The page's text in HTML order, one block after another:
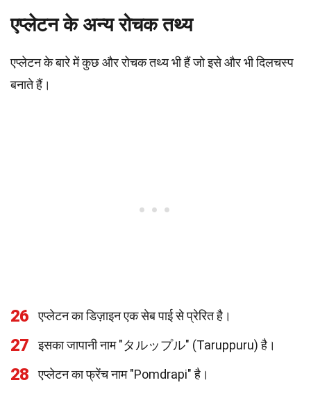
एप्लेटन के अन्य रोचक तथ्य
एप्लेटन के बारे में कुछ और रोचक तथ्य भी हैं जो इसे और भी दिलचस्प
बनाते हैं।
26 एप्लेटन का डिज़ाइन एक सेब पाई से प्रेरित है।
27 इसका जापानी नाम "タルップル" (Taruppuru) है।
28 एप्लेटन का फ्रेंच नाम "Pomdrapi" है।